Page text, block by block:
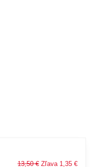
13,50 € Zľava 1,35 €